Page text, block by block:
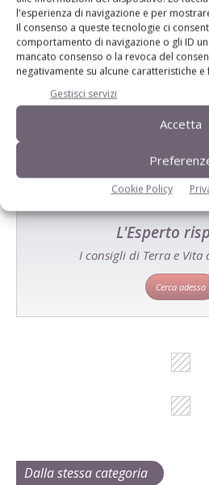
l'esperienza di navigazione e per
Il consenso a queste tecnologie ci
comportamento di navigazione o gli ID
mancato consenso o la revoca del
negativamente su alcune caratteristiche e
Gestisci servizi
Accetta
Cookie Policy
Catalogo
Un modo semplice per
prodotto!
L'Esperto
I consigli di Terra e
Cerca adesso
Dalla stessa categoria